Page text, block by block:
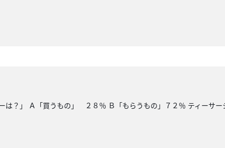
は？」 Ａ「買うもの」 ２８％ Ｂ「もらうもの」７２％ ティーサー